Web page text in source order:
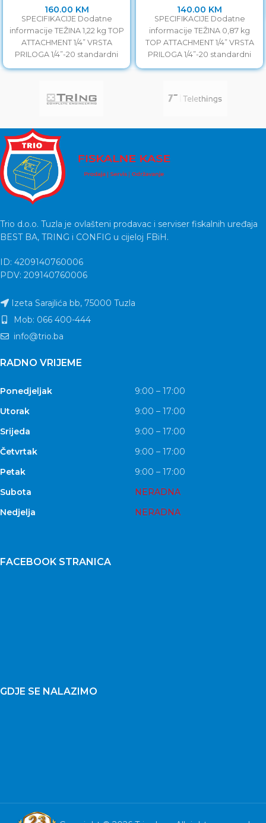
160.00 KM
SPECIFIKACIJE Dodatne
informacije TEŽINA 1,22 kg TOP
ATTACHMENT 1/4” VRSTA
PRILOGA 1/4”-20 standardni
nosač za stativ MATERIJAL
140.00 KM
SPECIFIKACIJE Dodatne
informacije TEŽINA 0,87 kg
TOP ATTACHMENT 1/4” VRSTA
PRILOGA 1/4”-20 standardni
nosač za stativ MATERIJAL
Trio d.o.o. Tuzla je ovlašteni prodavac i serviser fiskalnih uređaja
BEST BA, TRING i CONFIG u cijeloj FBiH.
ID: 4209140760006
PDV: 209140760006
Izeta Sarajlića bb, 75000 Tuzla
Mob: 066 400-444
info@trio.ba
RADNO VRIJEME
Ponedjeljak
9:00 – 17:00
Utorak
9:00 – 17:00
Srijeda
9:00 – 17:00
Četvrtak
9:00 – 17:00
Petak
9:00 – 17:00
Subota
NERADNA
Nedjelja
NERADNA
FACEBOOK STRANICA
GDJE SE NALAZIMO